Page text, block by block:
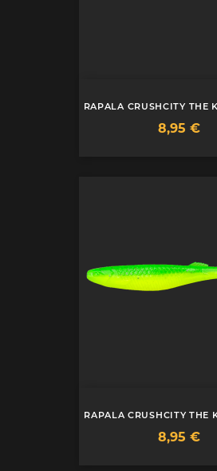
RAPALA CRUSHCITY THE
Prix
8,95 €
RAPALA CRUSHCITY THE
Prix
8,95 €